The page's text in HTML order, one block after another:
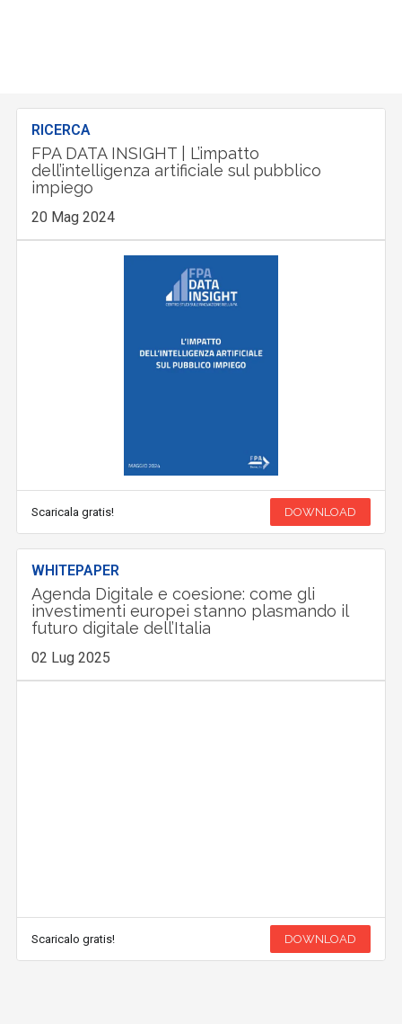
RICERCA
FPA DATA INSIGHT | L’impatto
dell’intelligenza artificiale sul pubblico
impiego
20 Mag 2024
Scaricala gratis! DOWNLOAD
WHITEPAPER
Agenda Digitale e coesione: come gli
investimenti europei stanno plasmando il
futuro digitale dell’Italia
02 Lug 2025
Scaricalo gratis! DOWNLOAD